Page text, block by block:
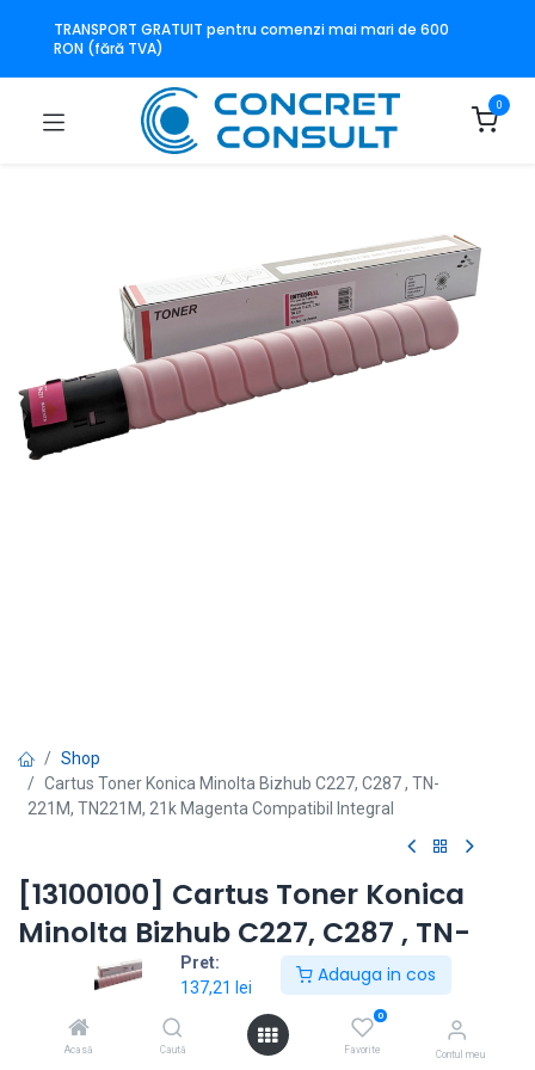
Pret:
137,21 lei
Adauga in cos
Acasă Caută
0
Favorite Contul meu
TRANSPORT GRATUIT pentru comenzi mai mari de 600
RON (fără TVA)
0
Shop
Cartus Toner Konica Minolta Bizhub C227, C287 , TN-
221M, TN221M, 21k Magenta Compatibil Integral
[13100100] Cartus Toner Konica
Minolta Bizhub C227, C287 , TN-
221M, TN221M, 21k Magenta
Compatibil Integral
Modele echipamente: bizhub C227, 287